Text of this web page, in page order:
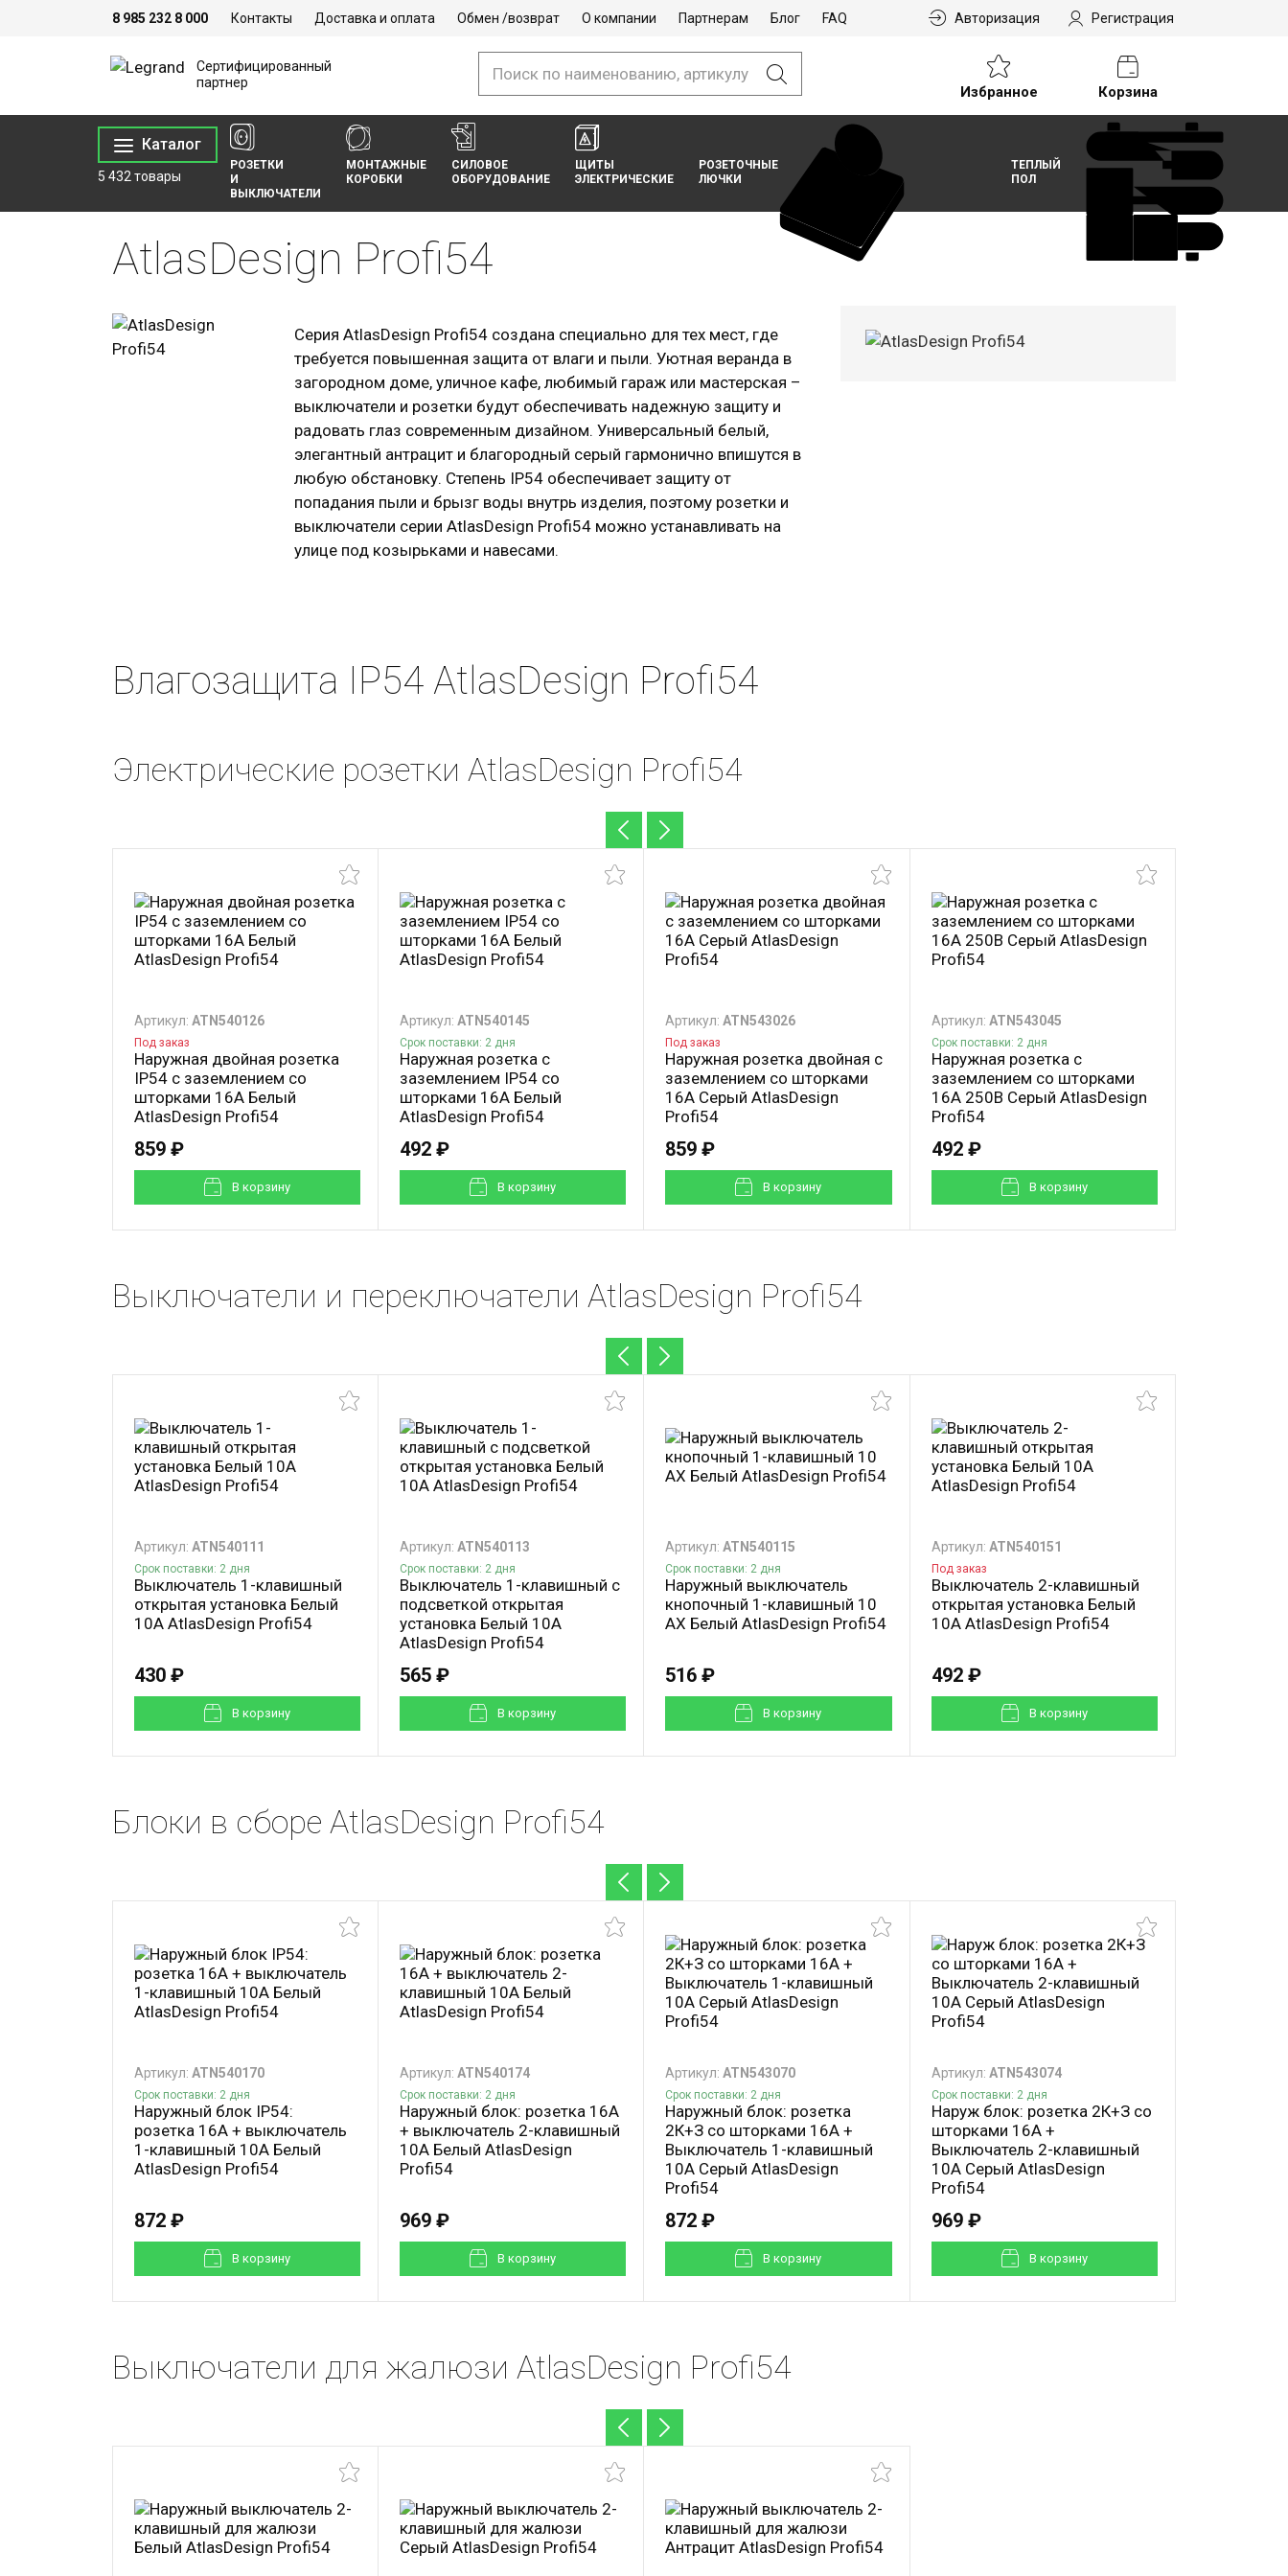
8 985 232 8 000 Контакты Доставка и оплата Обмен /возврат О компании Партнерам Блог FAQ Авторизация Регистрация
Сертифицированный
партнер
Избранное Корзина
Каталог
5 432 товары
РОЗЕТКИ
И
ВЫКЛЮЧАТЕЛИ
МОНТАЖНЫЕ
КОРОБКИ
СИЛОВОЕ
ОБОРУДОВАНИЕ
ЩИТЫ
ЭЛЕКТРИЧЕСКИЕ
РОЗЕТОЧНЫЕ
ЛЮЧКИ
ТЕПЛЫЙ
ПОЛ
AtlasDesign Profi54
Серия AtlasDesign Profi54 создана специально для тех мест, где
требуется повышенная защита от влаги и пыли. Уютная веранда в
загородном доме, уличное кафе, любимый гараж или мастерская –
выключатели и розетки будут обеспечивать надежную защиту и
радовать глаз современным дизайном. Универсальный белый,
элегантный антрацит и благородный серый гармонично впишутся в
любую обстановку. Степень IP54 обеспечивает защиту от
попадания пыли и брызг воды внутрь изделия, поэтому розетки и
выключатели серии AtlasDesign Profi54 можно устанавливать на
улице под козырьками и навесами.
Влагозащита IP54 AtlasDesign Profi54
Электрические розетки AtlasDesign Profi54
Артикул: ATN540126
Под заказ
Наружная двойная розетка
IP54 с заземлением со
шторками 16А Белый
AtlasDesign Profi54
859 ₽
В корзинy
Артикул: ATN540145
Срок поставки: 2 дня
Наружная розетка с
заземлением IP54 со
шторками 16А Белый
AtlasDesign Profi54
492 ₽
В корзинy
Артикул: ATN543026
Под заказ
Наружная розетка двойная с
заземлением со шторками
16А Серый AtlasDesign
Profi54
859 ₽
В корзинy
Артикул: ATN543045
Срок поставки: 2 дня
Наружная розетка с
заземлением со шторками
16А 250В Серый AtlasDesign
Profi54
492 ₽
В корзинy
Выключатели и переключатели AtlasDesign Profi54
Артикул: ATN540111
Срок поставки: 2 дня
Выключатель 1-клавишный
открытая установка Белый
10А AtlasDesign Profi54
430 ₽
В корзинy
Артикул: ATN540113
Срок поставки: 2 дня
Выключатель 1-клавишный с
подсветкой открытая
установка Белый 10А
AtlasDesign Profi54
565 ₽
В корзинy
Артикул: ATN540115
Срок поставки: 2 дня
Наружный выключатель
кнопочный 1-клавишный 10
АХ Белый AtlasDesign Profi54
516 ₽
В корзинy
Артикул: ATN540151
Под заказ
Выключатель 2-клавишный
открытая установка Белый
10А AtlasDesign Profi54
492 ₽
В корзинy
Блоки в сборе AtlasDesign Profi54
Артикул: ATN540170
Срок поставки: 2 дня
Наружный блок IP54:
розетка 16А + выключатель
1-клавишный 10А Белый
AtlasDesign Profi54
872 ₽
В корзинy
Артикул: ATN540174
Срок поставки: 2 дня
Наружный блок: розетка 16А
+ выключатель 2-клавишный
10А Белый AtlasDesign
Profi54
969 ₽
В корзинy
Артикул: ATN543070
Срок поставки: 2 дня
Наружный блок: розетка
2К+З со шторками 16А +
Выключатель 1-клавишный
10А Серый AtlasDesign
Profi54
872 ₽
В корзинy
Артикул: ATN543074
Срок поставки: 2 дня
Наруж блок: розетка 2К+З со
шторками 16А +
Выключатель 2-клавишный
10А Серый AtlasDesign
Profi54
969 ₽
В корзинy
Выключатели для жалюзи AtlasDesign Profi54